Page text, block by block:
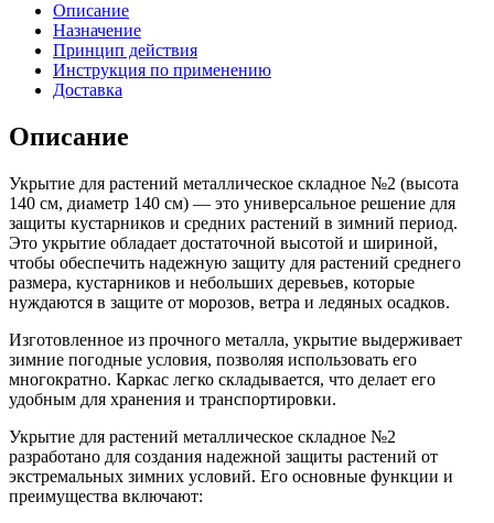
Описание
Назначение
Принцип действия
Инструкция по применению
Доставка
Описание
Укрытие для растений металлическое складное №2 (высота
140 см, диаметр 140 см) — это универсальное решение для
защиты кустарников и средних растений в зимний период.
Это укрытие обладает достаточной высотой и шириной,
чтобы обеспечить надежную защиту для растений среднего
размера, кустарников и небольших деревьев, которые
нуждаются в защите от морозов, ветра и ледяных осадков.
Изготовленное из прочного металла, укрытие выдерживает
зимние погодные условия, позволяя использовать его
многократно. Каркас легко складывается, что делает его
удобным для хранения и транспортировки.
Укрытие для растений металлическое складное №2
разработано для создания надежной защиты растений от
экстремальных зимних условий. Его основные функции и
преимущества включают: